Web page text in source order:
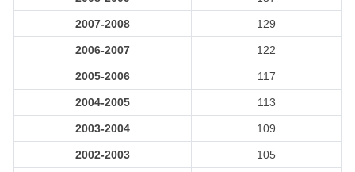
2007-2008 129
2006-2007 122
2005-2006 117
2004-2005 113
2003-2004 109
2002-2003 105